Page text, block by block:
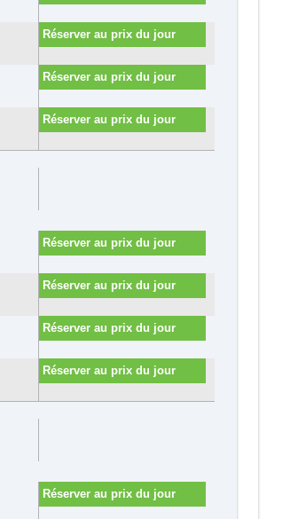
Réserver au prix du jour
Réserver au prix du jour
Réserver au prix du jour
Réserver au prix du jour
Réserver au prix du jour
Réserver au prix du jour
Réserver au prix du jour
Réserver au prix du jour